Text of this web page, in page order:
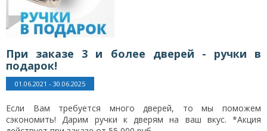
При заказе 3 и более дверей - ручки в
подарок!
01.06.2021 - 30.06.2025
Если Вам требуется много дверей, то мы поможем
сэкономить! Дарим ручки к дверям на ваш вкус. *Акция